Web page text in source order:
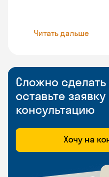
Читать дальше
Сложно
оставьте
консультацию
Хочу на